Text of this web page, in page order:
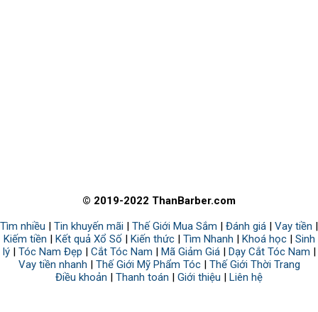
© 2019-2022 ThanBarber.com
Tìm nhiều | Tin khuyến mãi | Thế Giới Mua Sắm | Đánh giá | Vay tiền |
Kiếm tiền | Kết quả Xổ Số| Kiến thức| Tìm Nhanh | Khoá học| Sinh
lý| Tóc Nam Đẹp | Cắt Tóc Nam | Mã Giảm Giá| Dạy Cắt Tóc Nam |
Vay tiền nhanh | Thế Giới Mỹ Phẩm Tóc| Thế Giới Thời Trang
Điều khoản | Thanh toán | Giới thiệu | Liên hệ